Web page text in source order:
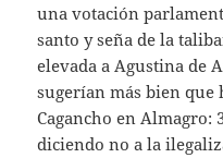
una votación
santo y seña de la
elevada a Agustina de
sugerían más bien que
Cagancho en Almagro:
diciendo no a la